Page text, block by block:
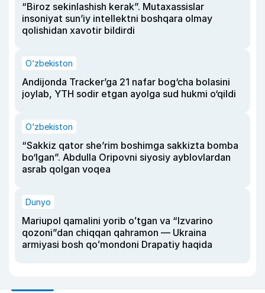
“Biroz sekinlashish kerak”. Mutaxassislar
insoniyat sun’iy intellektni boshqara olmay
qolishidan xavotir bildirdi
O‘zbekiston
Andijonda Tracker’ga 21 nafar bog‘cha bolasini
joylab, YTH sodir etgan ayolga sud hukmi o‘qildi
O‘zbekiston
“Sakkiz qator she’rim boshimga sakkizta bomba
bo‘lgan”. Abdulla Oripovni siyosiy ayblovlardan
asrab qolgan voqea
Dunyo
Mariupol qamalini yorib oʻtgan va “Izvarino
qozoni”dan chiqqan qahramon — Ukraina
armiyasi bosh qoʻmondoni Drapatiy haqida